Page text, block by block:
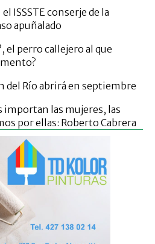
ISSSTE conserje de la
apuñalado
el perro callejero al que
del Río abrirá en septiembre
importan las mujeres, las
por ellas: Roberto Cabrera